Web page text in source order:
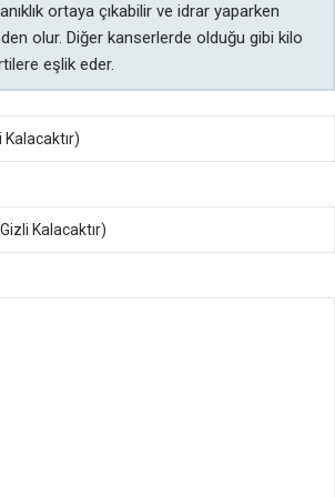
ortaya çıkabilir ve idrar yaparken
olur. Diğer kanserlerde olduğu gibi kilo
eşlik eder.